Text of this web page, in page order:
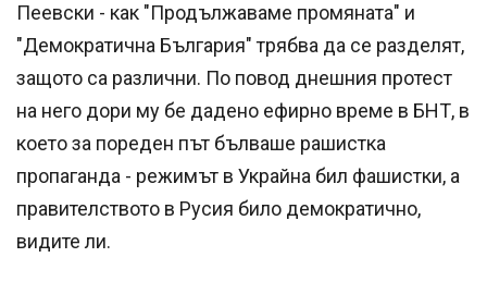
Пеевски - как "Продължаваме промяната" и
"Демократична България" трябва да се разделят,
защото са различни. По повод днешния протест
на него дори му бе дадено ефирно време в БНТ, в
което за пореден път бълваше рашистка
пропаганда - режимът в Украйна бил фашистки, а
правителството в Русия било демократично,
видите ли.